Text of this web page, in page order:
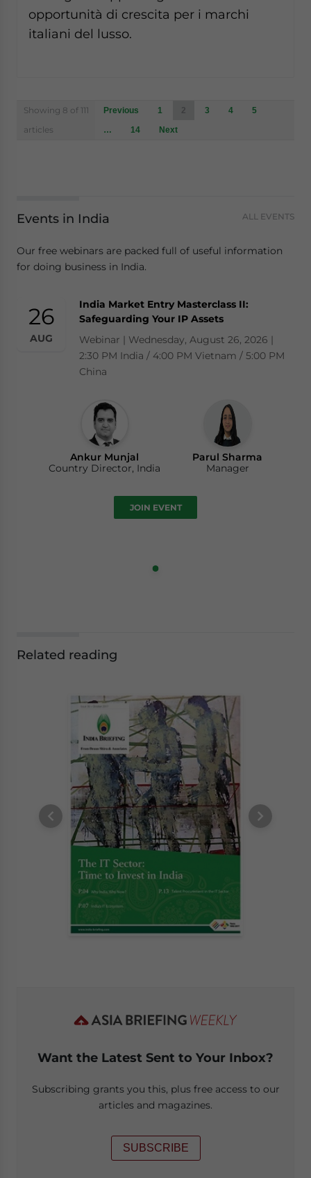
opportunità di crescita per i marchi
italiani del lusso.
Showing 8 of 111
articles
Posts
navigation
Previous 1 2 3 4
5
…
14 Next
Events in India ALL EVENTS
Our free webinars are packed full of useful information
for doing business in India.
26
AUG
India Market Entry Masterclass II:
Safeguarding Your IP Assets
Webinar | Wednesday, August 26, 2026 |
2:30 PM India / 4:00 PM Vietnam / 5:00 PM
China
Ankur Munjal
Country Director, India
Parul Sharma
Manager
JOIN EVENT
Related reading
Want the Latest Sent to Your Inbox?
Subscribing grants you this, plus free access to our
articles and magazines.
SUBSCRIBE